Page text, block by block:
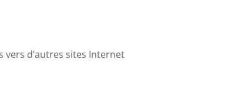
vers d’autres sites Internet